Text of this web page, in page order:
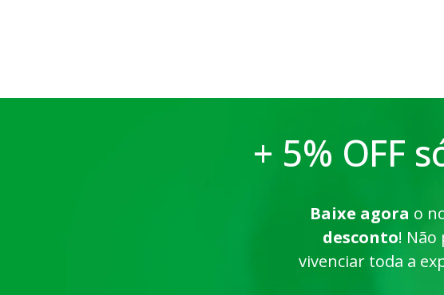
+ 5% OFF
Baixe agora o
desconto! Não
vivenciar toda a